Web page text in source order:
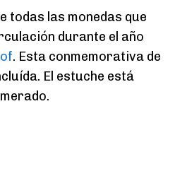
todas las monedas que
durante el año
. Esta conmemorativa de
El estuche está